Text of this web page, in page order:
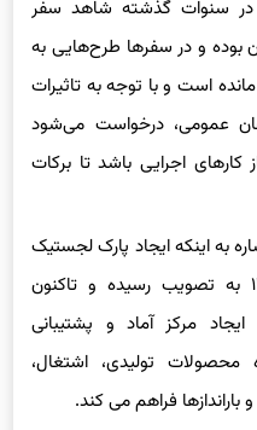
در سنوات گذشته شاهد سفر
بوده و در سفرها طرح‌هایی به
است و با توجه به تاثیرات
عمومی، درخواست می‌شود
اجرایی باشد تا برکات
به اینکه ایجاد پارک لجستیک
شمالغرب در زنجان در سال ۱۳۹۳ به تصویب رسیده و تاکنون
مرکز آماد و پشتیبانی
تولیدی، اشتغال،
باراندازها فراهم می کند.